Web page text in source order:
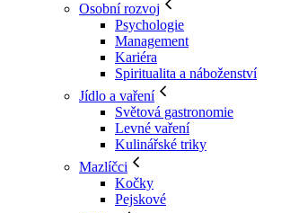
Osobní rozvoj
Psychologie
Management
Kariéra
Spiritualita a náboženství
Jídlo a vaření
Světová gastronomie
Levné vaření
Kulinářské triky
Mazlíčci
Kočky
Pejskové